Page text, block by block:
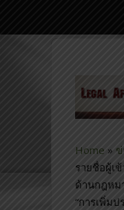
Home »
รายชื่อผู้เ
ด้านกฎหม
“การเพิ่ม